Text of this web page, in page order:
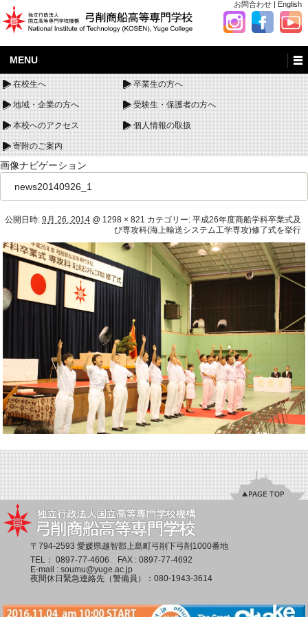
お問合わせ | English
MENU
在校生へ 卒業生の方へ
地域・企業の方へ 受験生・保護者の方へ
本校へのアクセス 個人情報の取扱
寄附のご案内
画像ナビゲーション
news20140926_1
公開日時: 9月 26, 2014 @ 1298 × 821 カテゴリー: 平成26年度商船学科卒業式及
び専攻科(海上輸送システム工学専攻)修了式を挙行
〒794-2593 愛媛県越智郡上島町弓削下弓削1000番地
TEL： 0897-77-4606 FAX : 0897-77-4692
E-mail : soumu@yuge.ac.jp
夜間休日緊急連絡先（警備員）： 080-1943-3614